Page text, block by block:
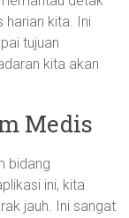
harian kita. Ini
tujuan
kita akan
Medis
bidang
ini, kita
jauh. Ini sangat